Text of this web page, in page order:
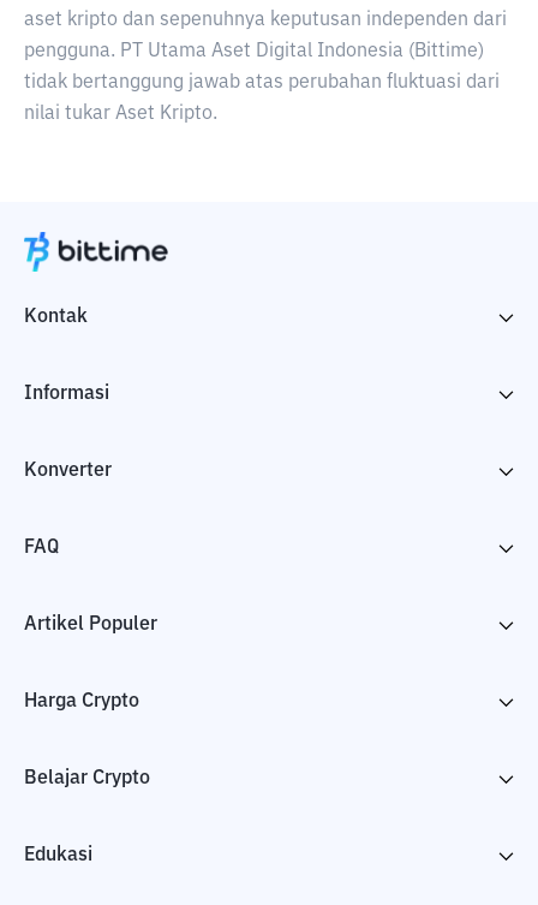
aset kripto dan sepenuhnya keputusan independen dari
pengguna. PT Utama Aset Digital Indonesia (Bittime)
tidak bertanggung jawab atas perubahan fluktuasi dari
nilai tukar Aset Kripto.
Kontak
Informasi
Konverter
FAQ
Artikel Populer
Harga Crypto
Belajar Crypto
Edukasi